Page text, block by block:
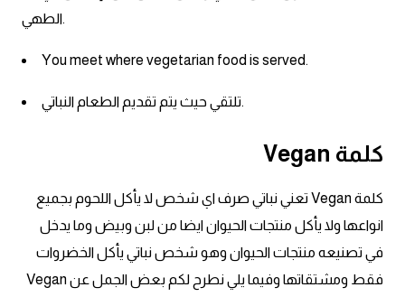
كلمات بحرف x
كلمات بحرف y
الطهي.
You meet where vegetarian food is served.
تلتقي حيث يتم تقديم الطعام النباتي.
كلمة Vegan
كلمة Vegan تعني نباتي صرف اي شخص لا يأكل اللحوم بجميع
انواعها ولا يأكل منتجات الحيوان ايضا من لبن وبيض وما يدخل
في تصنيعه منتجات الحيوان وهو شخص نباتي يأكل الخضروات
فقط ومشتقاتها وفيما يلي نطرح لكم بعض الجمل عن Vegan